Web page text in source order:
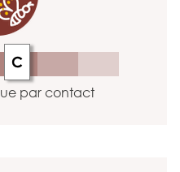
C
par contact